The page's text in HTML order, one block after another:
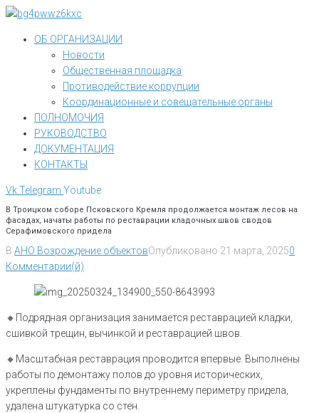
Перейти
контентуОБ ОРГАНИЗАЦИИ
Новости
Общественная площадка
Противодействие коррупции
Координационные и совещательные органы
ПОЛНОМОЧИЯ
РУКОВОДСТВО
ДОКУМЕНТАЦИЯ
КОНТАКТЫ
VkTelegram Youtube
В Троицком соборе Псковского Кремля продолжается монтаж лесов на
фасадах, начаты работы по реставрации кладочных швов сводов
Серафимовского придела
В АНО Возрождение объектовОпубликовано 21 марта, 20250
Комментарии(й)
🔸Подрядная организация занимается реставрацией кладки,
сшивкой трещин, вычинкой и реставрацией швов.
🔸️Масштабная реставрация проводится впервые. Выполнены
работы по демонтажу полов до уровня исторических,
укреплены фундаменты по внутреннему периметру придела,
удалена штукатурка со стен.